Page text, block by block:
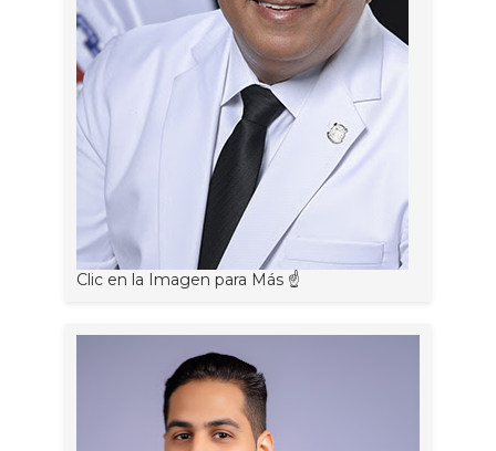
Clic en la Imagen para Más ☝